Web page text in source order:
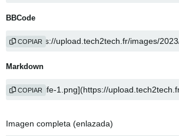
BBCode
COPIAR
Markdown
COPIAR
Imagen completa (enlazada)